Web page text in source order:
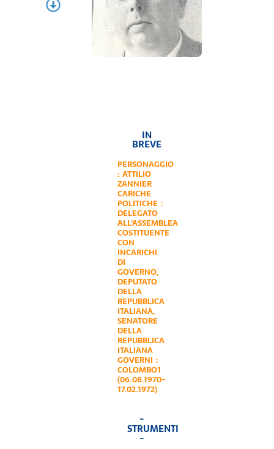
IN
BREVE
PERSONAGGIO
: ATTILIO
ZANNIER
CARICHE
POLITICHE :
DELEGATO
ALL'ASSEMBLEA
COSTITUENTE
CON
INCARICHI
DI
GOVERNO,
DEPUTATO
DELLA
REPUBBLICA
ITALIANA,
SENATORE
DELLA
REPUBBLICA
ITALIANA
GOVERNI :
COLOMBO1
(06.08.1970-
17.02.1972)
-
STRUMENTI
-